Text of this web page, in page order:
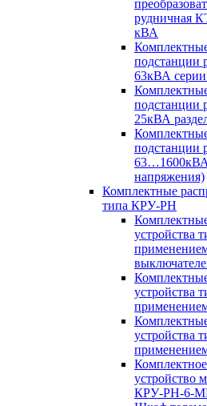
рудничная
кВА
63кВА
25кВА
63…1600кВА
напряжения)
Комплектные
типа КРУ-РН
устройства
устройства
устройства
устройство
КРУ-РН-6-